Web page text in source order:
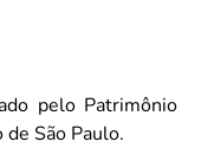
pelo Patrimônio
São Paulo.